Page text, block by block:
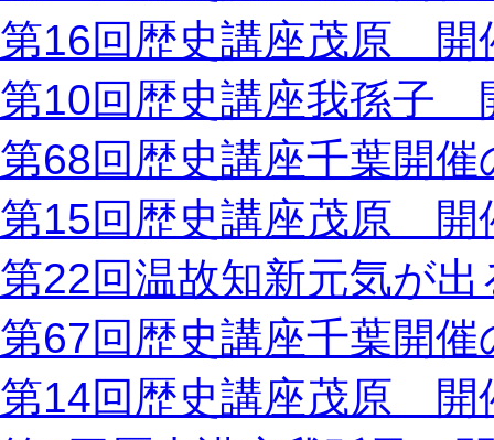
第16回歴史講座茂原 開
第10回歴史講座我孫子
第68回歴史講座千葉開催
第15回歴史講座茂原 開
第22回温故知新元気が
第67回歴史講座千葉開催
第14回歴史講座茂原 開